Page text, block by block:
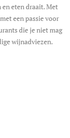
en eten draait. Met
een passie voor
die je niet mag
wijnadviezen.